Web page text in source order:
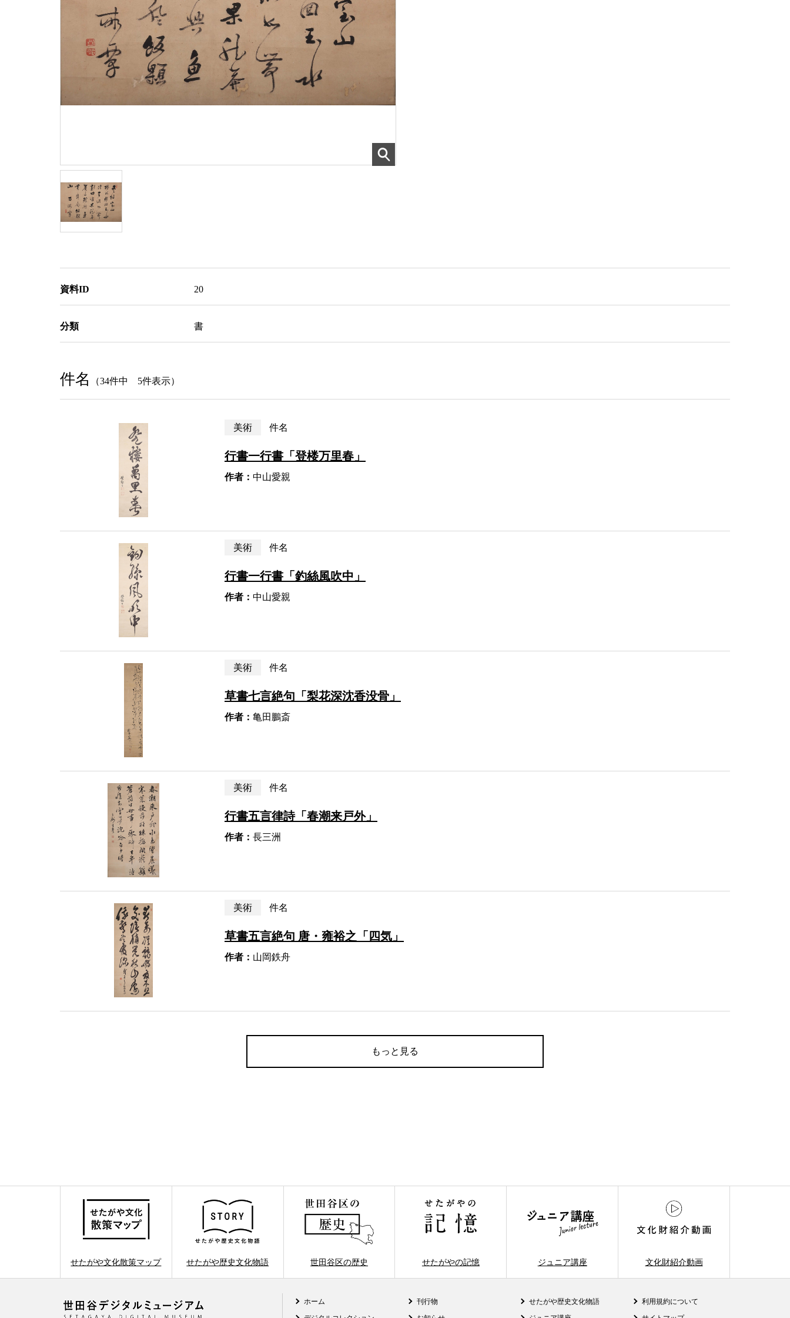
資料ID 20
分類 書
件名 （34件中 5件表示）
美術 件名
行書一行書「登楼万里春」
作者： 中山愛親
美術 件名
行書一行書「釣絲風吹中」
作者： 中山愛親
美術 件名
草書七言絶句「梨花深沈香没骨」
作者： 亀田鵬斎
美術 件名
行書五言律詩「春潮来戸外」
作者： 長三洲
美術 件名
草書五言絶句 唐・雍裕之「四気」
作者： 山岡鉄舟
もっと見る
せたがや文化散策マップ せたがや歴史文化物語 世田谷区の歴史 せたがやの記憶 ジュニア講座 文化財紹介動画
ホーム
刊行物
せたがや歴史文化物語
利用規約について